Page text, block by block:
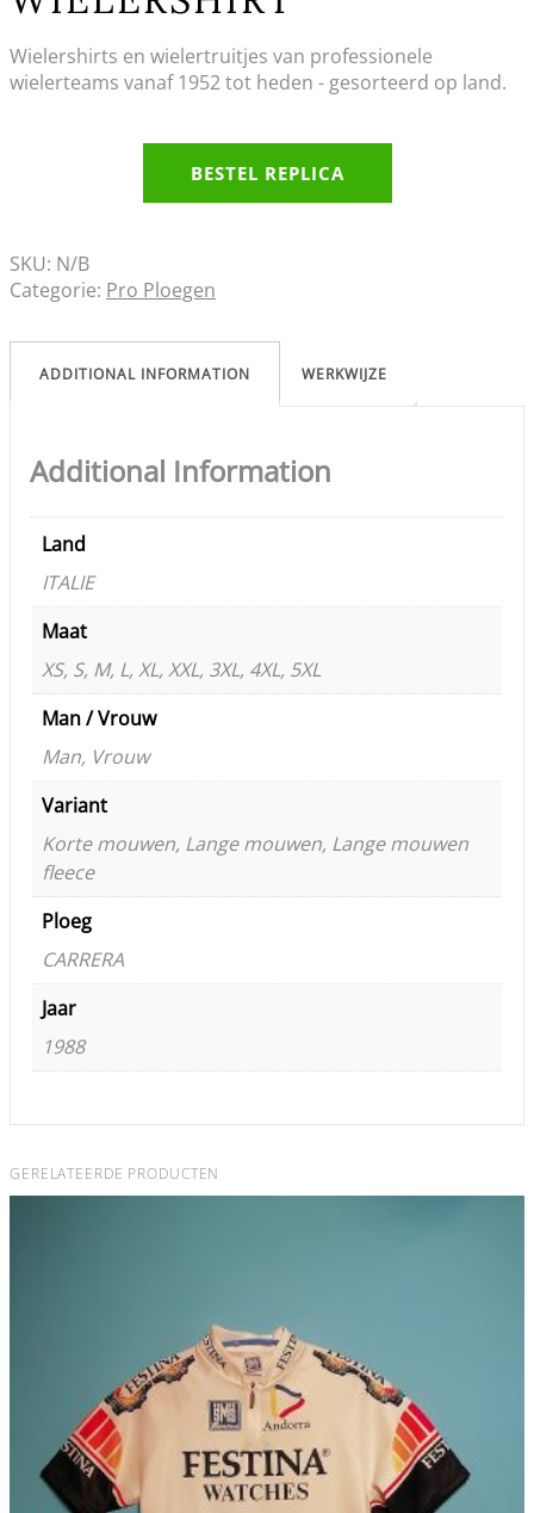
Wielershirts en wielertruitjes van professionele
wielerteams vanaf 1952 tot heden - gesorteerd op land.
BESTEL REPLICA
SKU: N/B
Categorie: Pro Ploegen
ADDITIONAL INFORMATION WERKWIJZE
Additional Information
Land
ITALIE
Maat
XS, S, M, L, XL, XXL, 3XL, 4XL, 5XL
Man / Vrouw
Man, Vrouw
Variant
Korte mouwen, Lange mouwen, Lange mouwen
fleece
Ploeg
CARRERA
Jaar
1988
GERELATEERDE PRODUCTEN